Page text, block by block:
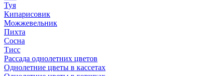
Туя
Кипарисовик
Можжевельник
Пихта
Сосна
Тисc
Рассада однолетних цветов
Однолетние цветы в кассетах